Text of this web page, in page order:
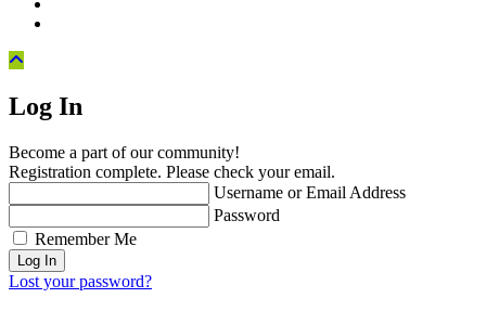
Log In
Become a part of our community!
Registration complete. Please check your email.
Username or Email Address
Password
Remember Me
Lost your password?